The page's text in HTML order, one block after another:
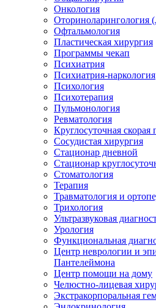
Онкология
Оториноларингология
Офтальмология
Пластическая хирургия
Программы чекап
Психиатрия
Психиатрия-наркология
Психология
Психотерапия
Пульмонология
Ревматология
Круглосуточная
Сосудистая хирургия
Стационар дневной
Стационар
Стоматология
Терапия
Травматология и
Трихология
Ультразвуковая
Урология
Функциональная
Центр неврологии и
Пантелеймона
Центр помощи на дому
Челюстно-лицевая
Экстракорпоральная